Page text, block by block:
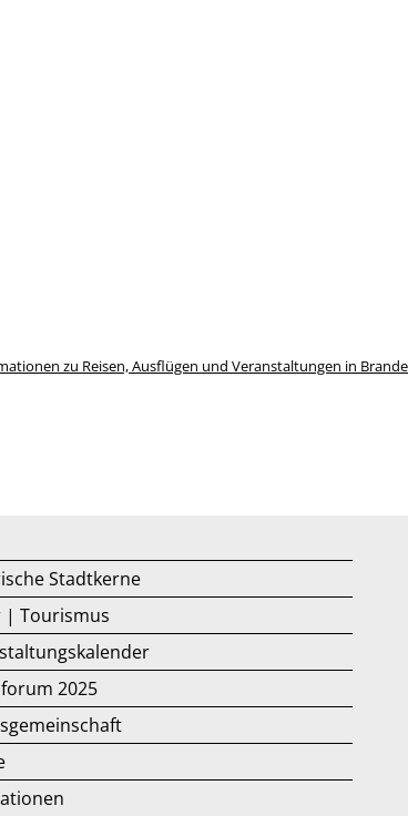
zu Reisen, Ausflügen und Veranstaltungen in
Stadtkerne
| Tourismus
2025